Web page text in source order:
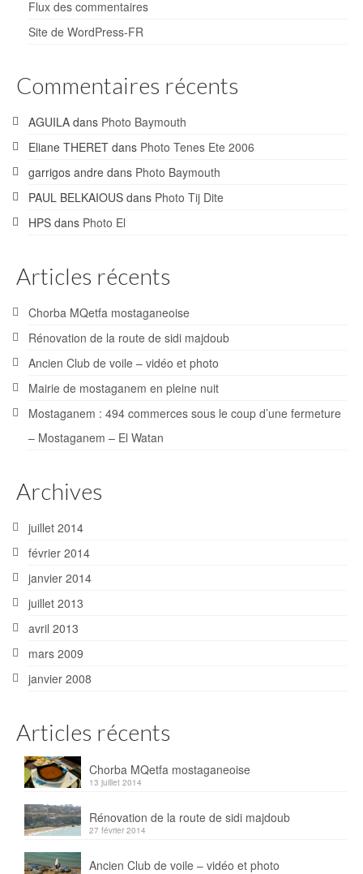
Flux des commentaires
Site de WordPress-FR
Commentaires récents
AGUILA dans Photo Baymouth
Eliane THERET dans Photo Tenes Ete 2006
garrigos andre dans Photo Baymouth
PAUL BELKAIOUS dans Photo Tij Dite
HPS dans Photo El
Articles récents
Chorba MQetfa mostaganeoise
Rénovation de la route de sidi majdoub
Ancien Club de voile – vidéo et photo
Mairie de mostaganem en pleine nuit
Mostaganem : 494 commerces sous le coup d’une fermeture
– Mostaganem – El Watan
Archives
juillet 2014
février 2014
janvier 2014
juillet 2013
avril 2013
mars 2009
janvier 2008
Articles récents
Chorba MQetfa mostaganeoise
13 juillet 2014
Rénovation de la route de sidi majdoub
27 février 2014
Ancien Club de voile – vidéo et photo